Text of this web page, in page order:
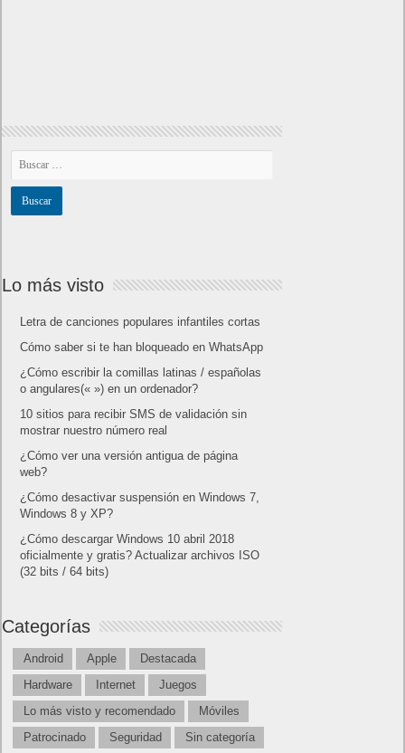
Lo más visto
Letra de canciones populares infantiles cortas
Cómo saber si te han bloqueado en WhatsApp
¿Cómo escribir la comillas latinas / españolas
o angulares(« ») en un ordenador?
10 sitios para recibir SMS de validación sin
mostrar nuestro número real
¿Cómo ver una versión antigua de página
web?
¿Cómo desactivar suspensión en Windows 7,
Windows 8 y XP?
¿Cómo descargar Windows 10 abril 2018
oficialmente y gratis? Actualizar archivos ISO
(32 bits / 64 bits)
Categorías
Android Apple
Destacada
Hardware
Internet
Juegos
Lo más visto y recomendado
Móviles
Patrocinado
Seguridad
Sin categoría